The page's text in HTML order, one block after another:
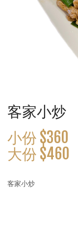
客家小炒
小份 $360
大份 $460
客家小炒